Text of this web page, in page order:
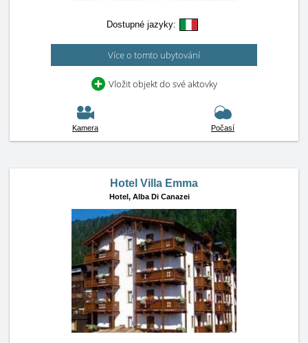
Dostupné jazyky:
Více o tomto ubytování
Vložit objekt do své aktovky
Kamera Počasí
Hotel Villa Emma
Hotel, Alba Di Canazei